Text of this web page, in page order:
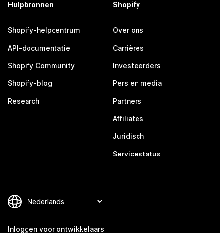
Hulpbronnen
Shopify-helpcentrum
API-documentatie
Shopify Community
Shopify-blog
Research
Shopify
Over ons
Carrières
Investeerders
Pers en media
Partners
Affiliates
Juridisch
Servicestatus
Inloggen voor ontwikkelaars